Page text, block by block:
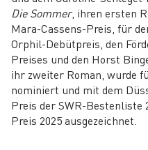
Die Sommer, ihren ersten
Mara-Cassens-Preis, für
Orphil-Debütpreis, den
Preises und den Horst
ihr zweiter Roman, wurde
nominiert und mit dem
Preis der SWR-Bestenliste
Preis 2025 ausgezeichnet.